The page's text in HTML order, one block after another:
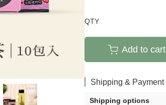
QTY
Add to cart
Shipping & Payment
Shipping options